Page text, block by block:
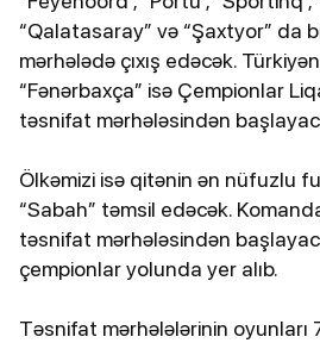
“Qalatasaray” və “Şaxtyor” da
mərhələdə çıxış edəcək.
“Fənərbaxça” isə Çempionlar
təsnifat mərhələsindən
Ölkəmizi isə qitənin ən nüfuzlu
“Sabah” təmsil edəcək.
təsnifat mərhələsindən
çempionlar yolunda yer alıb.
Təsnifat mərhələlərinin